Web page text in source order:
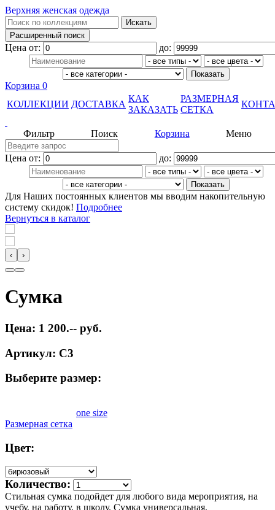
Верхняя женская одежда
Цена от: до:
Корзина 0
КОЛЛЕКЦИИ ДОСТАВКА
КАК
ЗАКАЗАТЬ
РАЗМЕРНАЯ
СЕТКА
Меню
Корзина
Поиск
Фильтр
Цена от: до:
Для Наших постоянных клиентов мы вводим накопительную
систему скидок! Подробнее
Вернуться в каталог
‹ ›
Сумка
Цена: 1 200.-- руб.
Артикул: С3
Выберите размер:
one size
Размерная сетка
Цвет:
Количество:
Стильная сумка подойдет для любого вида мероприятия, на
учебу, на работу, в школу. Сумка универсальная,